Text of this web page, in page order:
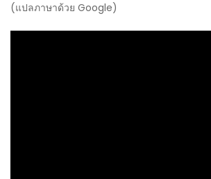
(แปลภาษาด้วย Google)